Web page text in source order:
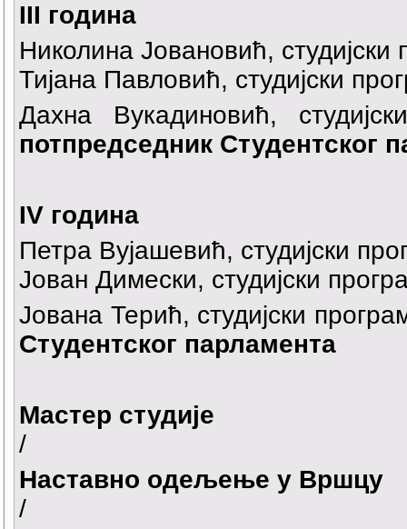
III година
Николина Јовановић,
Тијана Павловић, студијски
Дахна Вукадиновић,
потпредседник Студентског
IV година
Петра Вујашевић, студијски
Јован Димески, студијски
Јована Терић, студијски
Студентског парламента
Мастер студије
/
Наставно одељење у Вршцу
/